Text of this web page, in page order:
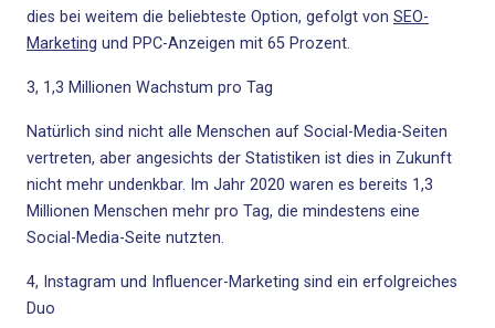
dies bei weitem die beliebteste Option, gefolgt von SEO-
Marketing und PPC-Anzeigen mit 65 Prozent.
3, 1,3 Millionen Wachstum pro Tag
Natürlich sind nicht alle Menschen auf Social-Media-Seiten
vertreten, aber angesichts der Statistiken ist dies in Zukunft
nicht mehr undenkbar. Im Jahr 2020 waren es bereits 1,3
Millionen Menschen mehr pro Tag, die mindestens eine
Social-Media-Seite nutzten.
4, Instagram und Influencer-Marketing sind ein erfolgreiches
Duo